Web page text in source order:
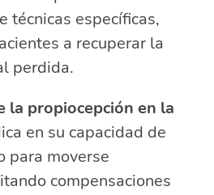
técnicas específicas,
a recuperar la
perdida.
la propiocepción en la
en su capacidad de
para moverse
compensaciones